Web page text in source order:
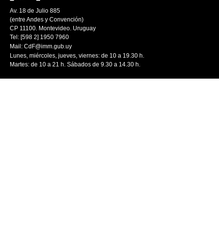
Av. 18 de Julio 885
(entre Andes y Convención)
CP 11100. Montevideo. Uruguay
Tel: [598 2] 1950 7960
Mail: CdF@imm.gub.uy
Lunes, miércoles, jueves, viernes: de 10 a 19.30 h.
Martes: de 10 a 21 h. Sábados de 9.30 a 14.30 h.